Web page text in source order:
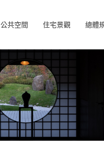
公共空間 住宅景觀 總體